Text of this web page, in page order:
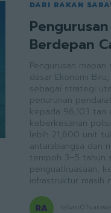
DARI RAKAN
Berdepan
Pengurusan
dasar Ekonomi
sebagai strategi utama. Statistik Jabatan Perikanan
penurunan
kepada 96,103
keberkesanan
lebih 21,800 unit
antarabangsa dan
tempoh 3–5 tahun
penguatkuasaan,
infrastruktur masih